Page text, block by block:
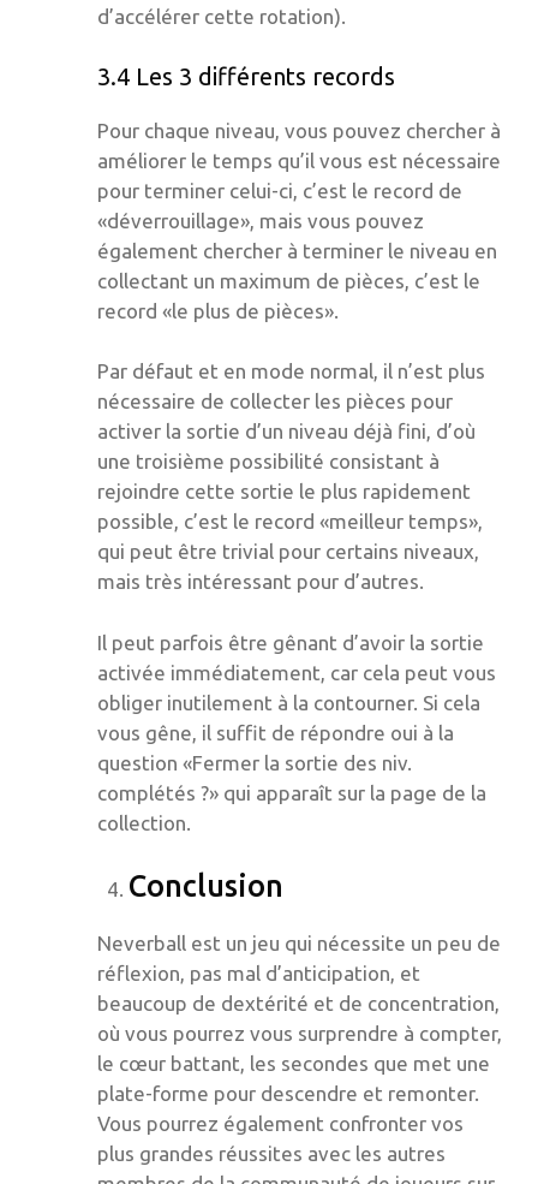
d’accélérer cette rotation).
3.4 Les 3 différents records
Pour chaque niveau, vous pouvez chercher à
améliorer le temps qu’il vous est nécessaire
pour terminer celui-ci, c’est le record de
«déverrouillage», mais vous pouvez
également chercher à terminer le niveau en
collectant un maximum de pièces, c’est le
record «le plus de pièces».
Par défaut et en mode normal, il n’est plus
nécessaire de collecter les pièces pour
activer la sortie d’un niveau déjà fini, d’où
une troisième possibilité consistant à
rejoindre cette sortie le plus rapidement
possible, c’est le record «meilleur temps»,
qui peut être trivial pour certains niveaux,
mais très intéressant pour d’autres.
Il peut parfois être gênant d’avoir la sortie
activée immédiatement, car cela peut vous
obliger inutilement à la contourner. Si cela
vous gêne, il suffit de répondre oui à la
question «Fermer la sortie des niv.
complétés ?» qui apparaît sur la page de la
collection.
Conclusion
Neverball est un jeu qui nécessite un peu de
réflexion, pas mal d’anticipation, et
beaucoup de dextérité et de concentration,
où vous pourrez vous surprendre à compter,
le cœur battant, les secondes que met une
plate-forme pour descendre et remonter.
Vous pourrez également confronter vos
plus grandes réussites avec les autres